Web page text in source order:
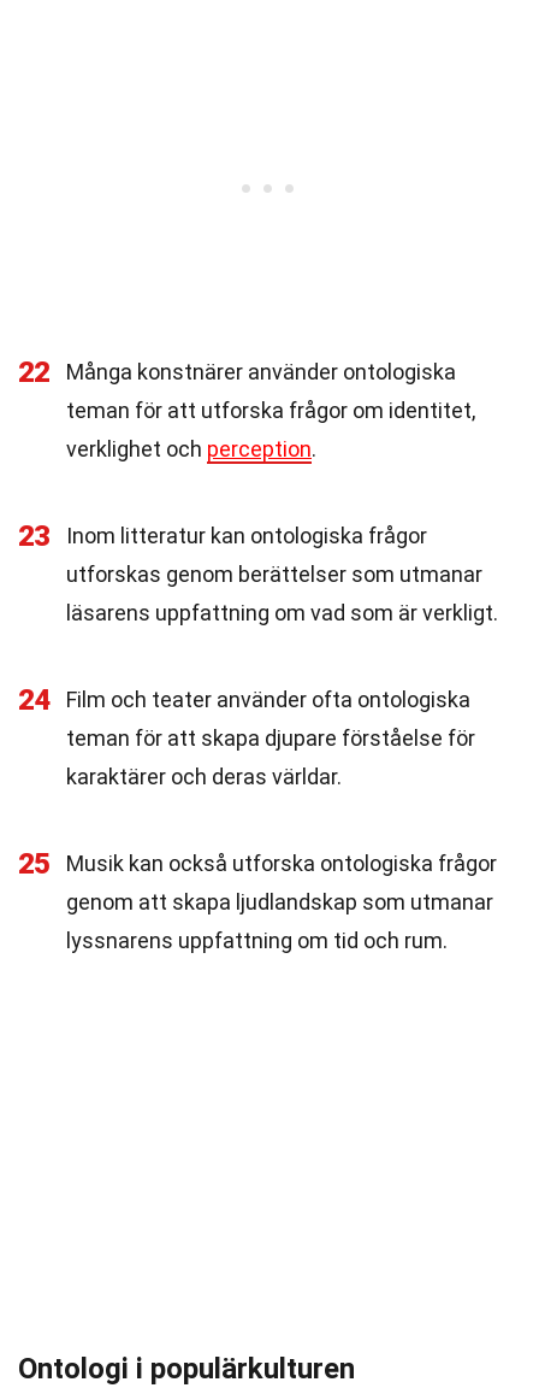
22
Många konstnärer använder ontologiska
teman för att utforska frågor om identitet,
verklighet och perception.
23
Inom litteratur kan ontologiska frågor
utforskas genom berättelser som utmanar
läsarens uppfattning om vad som är verkligt.
24
Film och teater använder ofta ontologiska
teman för att skapa djupare förståelse för
karaktärer och deras världar.
25
Musik kan också utforska ontologiska frågor
genom att skapa ljudlandskap som utmanar
lyssnarens uppfattning om tid och rum.
Ontologi i populärkulturen